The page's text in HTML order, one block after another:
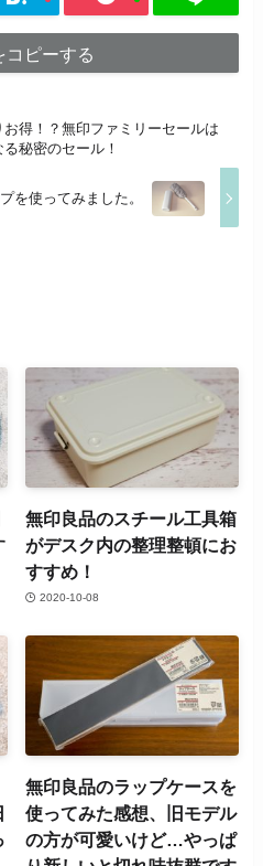
コピーする
得！？無印ファミリーセールは
秘密のセール！
を使ってみました。
無印良品のスチール工具箱
がデスク内の整理整頓にお
すすめ！
2020-10-08
無印良品のラップケースを
使ってみた感想、旧モデル
の方が可愛いけど…やっぱ